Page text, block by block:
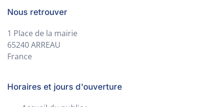
Nous retrouver
1 Place de la mairie
65240 ARREAU
France
Horaires et jours d'ouverture